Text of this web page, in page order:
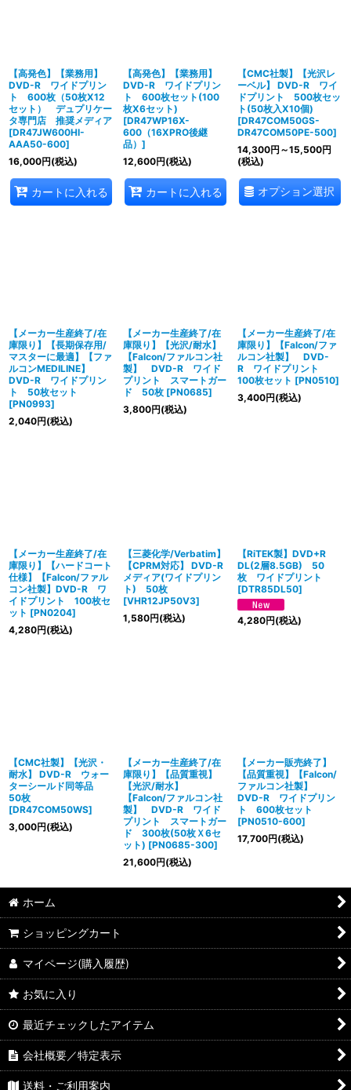
【高発色】【業務用】
DVD-R ワイドプリン
ト 600枚（50枚X12
セット） デュプリケー
タ専門店 推奨メディア
[DR47JW600HI-
AAA50-600]
16,000円(税込)
カートに入れる
【高発色】【業務用】
DVD-R ワイドプリン
ト 600枚セット(100
枚X6セット)
[DR47WP16X-
600（16XPRO後継
品） ]
12,600円(税込)
カートに入れる
【CMC社製】【光沢レ
ーベル】 DVD-R ワイ
ドプリント 500枚セッ
ト(50枚入X10個)
[DR47COM50GS-
DR47COM50PE-500]
14,300円 ～15,500円
(税込)
オプション選択
【メーカー生産終了/在
庫限り】【長期保存用/
マスターに最適】【ファ
ルコンMEDILINE】
DVD-R ワイドプリン
ト 50枚セット
[PN0993]
2,040円(税込)
【メーカー生産終了/在
庫限り】【光沢/耐水】
【Falcon/ファルコン社
製】 DVD-R ワイド
プリント スマートガー
ド 50枚 [PN0685]
3,800円(税込)
【メーカー生産終了/在
庫限り】【Falcon/ファ
ルコン社製】 DVD-
R ワイドプリント
100枚セット [PN0510]
3,400円(税込)
【メーカー生産終了/在
庫限り】【ハードコート
仕様】【Falcon/ファル
コン社製】DVD-R ワ
イドプリント 100枚セ
ット [PN0204]
4,280円(税込)
【三菱化学/Verbatim】
【CPRM対応】 DVD-R
メディア(ワイドプリン
ト) 50枚
[VHR12JP50V3]
1,580円(税込)
【RiTEK製】DVD+R
DL(2層8.5GB) 50
枚 ワイドプリント
[DTR85DL50]
4,280円(税込)
【CMC社製】【光沢・
耐水】 DVD-R ウォー
ターシールド同等品
50枚
[DR47COM50WS]
3,000円(税込)
【メーカー生産終了/在
庫限り】【品質重視】
【光沢/耐水】
【Falcon/ファルコン社
製】 DVD-R ワイド
プリント スマートガー
ド 300枚(50枚Ｘ6セ
ット) [PN0685-300]
21,600円(税込)
【メーカー販売終了】
【品質重視】【Falcon/
ファルコン社製】
DVD-R ワイドプリン
ト 600枚セット
[PN0510-600]
17,700円(税込)
ホーム
ショッピングカート
マイページ(購入履歴)
お気に入り
最近チェックしたアイテム
会社概要／特定表示
送料・ご利用案内